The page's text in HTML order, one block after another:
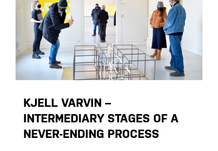
KJELL VARVIN –
INTERMEDIARY STAGES OF A
NEVER-ENDING PROCESS